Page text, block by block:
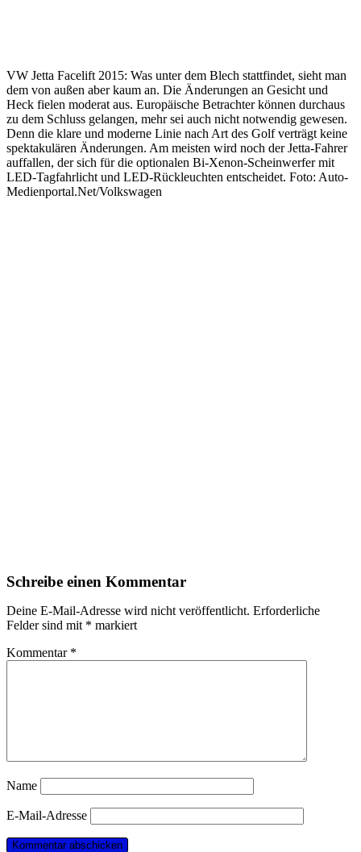
VW Jetta Facelift 2015: Was unter dem Blech stattfindet, sieht man
dem von außen aber kaum an. Die Änderungen an Gesicht und
Heck fielen moderat aus. Europäische Betrachter können durchaus
zu dem Schluss gelangen, mehr sei auch nicht notwendig gewesen.
Denn die klare und moderne Linie nach Art des Golf verträgt keine
spektakulären Änderungen. Am meisten wird noch der Jetta-Fahrer
auffallen, der sich für die optionalen Bi-Xenon-Scheinwerfer mit
LED-Tagfahrlicht und LED-Rückleuchten entscheidet. Foto: Auto-
Medienportal.Net/Volkswagen
Schreibe einen Kommentar
Deine E-Mail-Adresse wird nicht veröffentlicht. Erforderliche
Felder sind mit * markiert
Kommentar *
Name
E-Mail-Adresse